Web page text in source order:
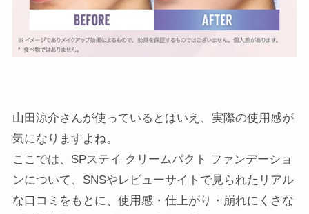
山田涼介さんが使っているとはいえ、実際の使用感が
気になりますよね。
ここでは、SPステイ クリームパクト ファンデーショ
ンについて、SNSやレビューサイトで見られたリアル
な口コミをもとに、使用感・仕上がり・崩れにくさな